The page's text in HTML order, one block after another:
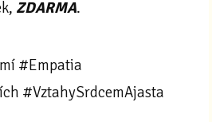
ZDARMA.
#Empatia
#VztahySrdcemAjasta